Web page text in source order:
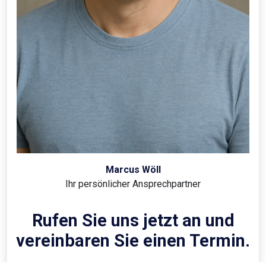
Marcus Wöll
Ihr persönlicher Ansprechpartner
Rufen Sie uns jetzt an und
vereinbaren Sie einen Termin.